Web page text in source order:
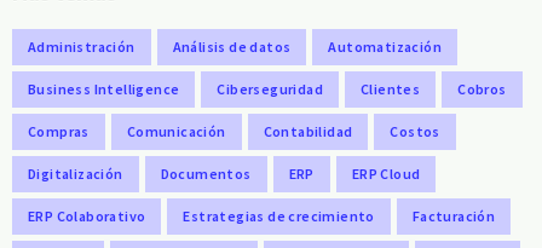
Administración Análisis de datos Automatización
Business Intelligence Ciberseguridad Clientes Cobros
Compras Comunicación Contabilidad Costos
Digitalización Documentos ERP ERP Cloud
ERP Colaborativo Estrategias de crecimiento Facturación